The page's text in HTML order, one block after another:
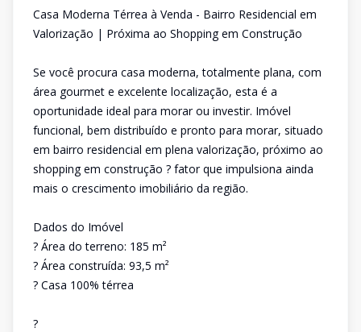
Casa Moderna Térrea à Venda - Bairro Residencial em
Valorização | Próxima ao Shopping em Construção
Se você procura casa moderna, totalmente plana, com
área gourmet e excelente localização, esta é a
oportunidade ideal para morar ou investir. Imóvel
funcional, bem distribuído e pronto para morar, situado
em bairro residencial em plena valorização, próximo ao
shopping em construção ? fator que impulsiona ainda
mais o crescimento imobiliário da região.
Dados do Imóvel
? Área do terreno: 185 m²
? Área construída: 93,5 m²
? Casa 100% térrea
?